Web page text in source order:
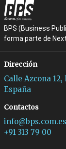
BPS (Business
forma parte de
Dirección
Calle Azcona
España
Contactos
info@bps.com.es
+91 313 79 00